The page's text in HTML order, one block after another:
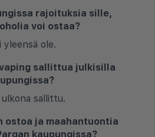
rajoituksia sille,
voi ostaa?
yleensä ole.
sallittua julkisilla
sallittu.
ostoa ja maahantuontia
kaupungissa?